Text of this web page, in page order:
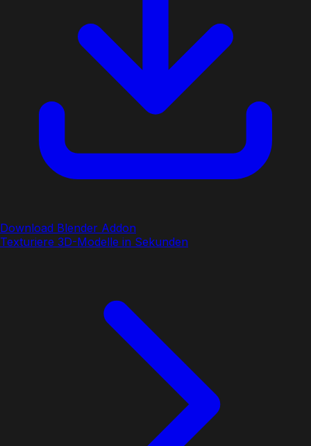
Download Blender Addon
Texturiere 3D-Modelle in Sekunden